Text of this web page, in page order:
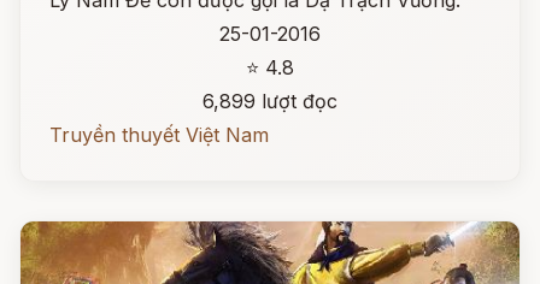
25-01-2016
⭐ 4.8
6,899 lượt đọc
Truyền thuyết Việt Nam